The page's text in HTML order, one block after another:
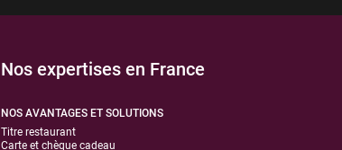
Nos expertises en France
NOS AVANTAGES ET SOLUTIONS
Titre restaurant
Carte et chèque cadeau